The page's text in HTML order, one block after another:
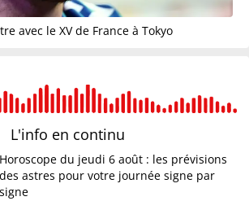
avec le XV de France à Tokyo
L'info en continu
Horoscope du jeudi 6 août : les prévisions
des astres pour votre journée signe par
signe